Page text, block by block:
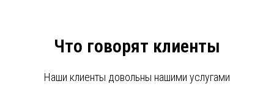
Что говорят клиенты
Наши клиенты довольны нашими услугами